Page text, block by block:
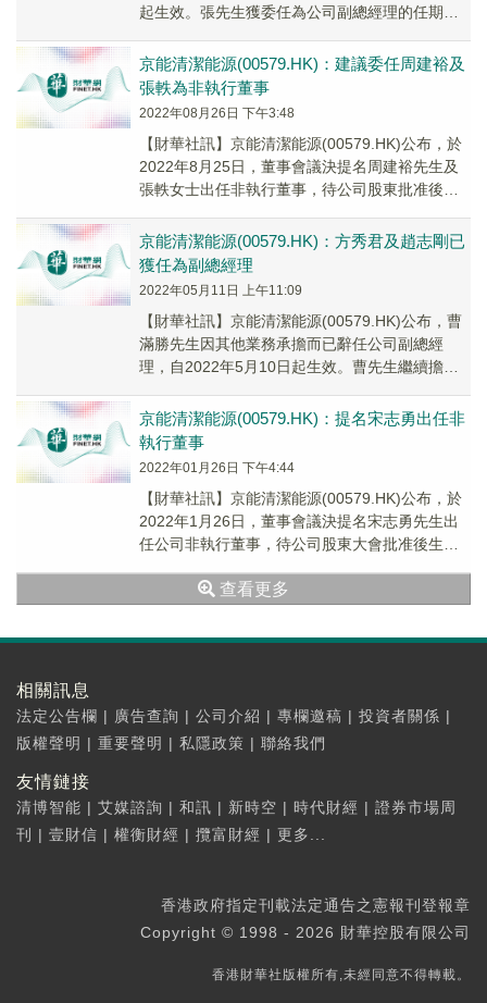
起生效。張先生獲委任為公司副總經理的任期與
止。
京能清潔能源(00579.HK)：建議委任周建裕及
張軼為非執行董事
2022年08月26日 下午3:48
【財華社訊】京能清潔能源(00579.HK)公布，於
2022年8月25日，董事會議決提名周建裕先生及
張軼女士出任非執行董事，待公司股東批准後生
京能清潔能源(00579.HK)：方秀君及趙志剛已
獲任為副總經理
2022年05月11日 上午11:09
【財華社訊】京能清潔能源(00579.HK)公布，曹
滿勝先生因其他業務承擔而已辭任公司副總經
理，自2022年5月10日起生效。曹先生繼續擔任
京能清潔能源(00579.HK)：提名宋志勇出任非
執行董事
2022年01月26日 下午4:44
【財華社訊】京能清潔能源(00579.HK)公布，於
2022年1月26日，董事會議決提名宋志勇先生出
任公司非執行董事，待公司股東大會批准後生
查看更多
相關訊息
法定公告欄 | 廣告查詢 | 公司介紹 | 專欄邀稿 | 投資者關係 |
版權聲明 | 重要聲明 | 私隱政策 | 聯絡我們
友情鏈接
清博智能 | 艾媒諮詢 | 和訊 | 新時空 | 時代財經 | 證券市場周
刊
| 壹財信 | 權衡財經 | 攬富財經 | 更多...
香港政府指定刊載法定通告之憲報刊登報章
Copyright © 1998 - 2026 財華控股有限公司
香港財華社版權所有,未經同意不得轉載。